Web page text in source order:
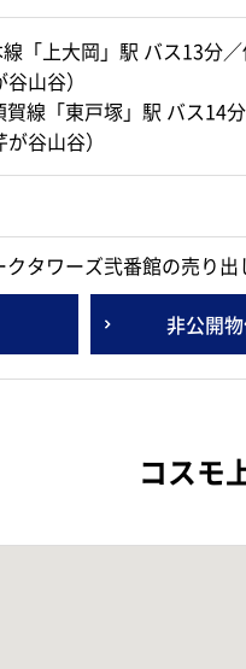
「上大岡」駅 バス13分
山谷）
賀線「東戸塚」駅 バス14
谷山谷）
クタワーズ弐番館の売り出
非公開
コスモ